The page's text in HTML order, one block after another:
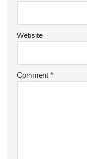
Website
Comment *